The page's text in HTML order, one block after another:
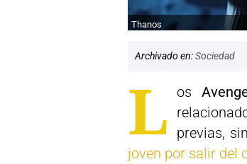
Thanos
Archivado en:Sociedad
L os
previas,
joven por salir del